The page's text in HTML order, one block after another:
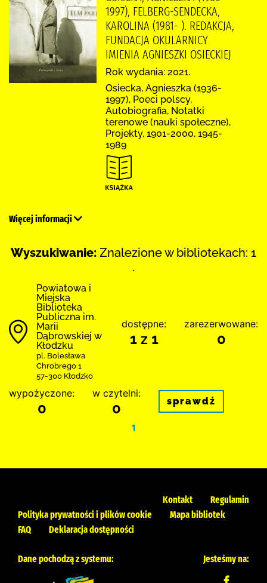
1997), FELBERG-SENDECKA,
KAROLINA (1981- ). REDAKCJA,
FUNDACJA OKULARNICY
IMIENIA AGNIESZKI OSIECKIEJ
Rok wydania: 2021.
Osiecka, Agnieszka (1936-
1997), Poeci polscy,
Autobiografia, Notatki
terenowe (nauki społeczne),
Projekty, 1901-2000, 1945-
1989
Więcej informacji
Wyszukiwanie: Znalezione w bibliotekach: 1
.
Powiatowa i
Miejska
Biblioteka
Publiczna im.
Marii
Dąbrowskiej w
Kłodzku
pl. Bolesława
Chrobrego 1
57-300 Kłodzko
dostępne:
1 z 1
zarezerwowane:
0
wypożyczone:
0
w czytelni:
0 sprawdź
1
Kontakt
Regulamin
Polityka prywatności i plików cookie
Mapa bibliotek
FAQ
Deklaracja dostępności
Dane pochodzą z systemu: Jesteśmy na: